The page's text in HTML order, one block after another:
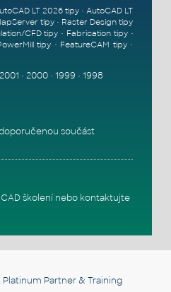
LT 2026 tipy •AutoCAD LT
tipy• Raster Design tipy
CFD tipy • Fabrication tipy•
tipy • FeatureCAM tipy•
2001 • 2000• 1999 • 1998
součást
CAD školenínebo kontaktujte
Partner & Training